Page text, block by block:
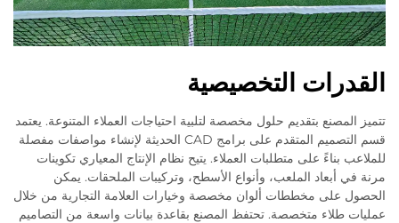
القدرات التخصيصية
تتميز المصنع بتقديم حلول مخصصة لتلبية احتياجات العملاء المتنوعة. يعتمد
قسم التصميم المتقدم على برامج CAD الحديثة لإنشاء مواصفات مفصلة
للملاعب بناءً على متطلبات العملاء. يتيح نظام الإنتاج المعياري تكوينات
مرنة في أبعاد الملعب، وأنواع الأسطح، وتركيبات الملحقات. يمكن
الحصول على مخططات ألوان مخصصة وخيارات العلامة التجارية من خلال
عمليات طلاء متخصصة. تحتفظ المصنع بقاعدة بيانات واسعة من التصاميم